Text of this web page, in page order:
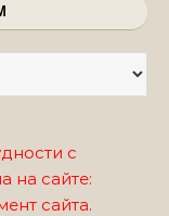
с
на сайте:
сайта.